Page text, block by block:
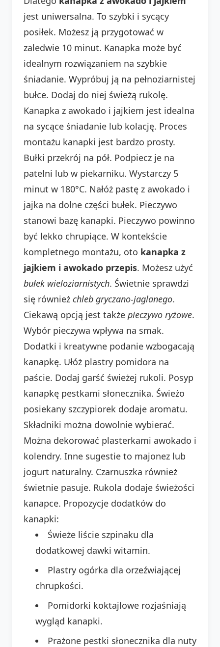
jest uniwersalna. To szybki i sycący
posiłek. Możesz ją przygotować w
zaledwie 10 minut. Kanapka może być
idealnym rozwiązaniem na szybkie
śniadanie. Wypróbuj ją na pełnoziarnistej
bułce. Dodaj do niej świeżą rukolę.
Kanapka z awokado i jajkiem jest idealna
na sycące śniadanie lub kolację. Proces
montażu kanapki jest bardzo prosty.
Bułki przekrój na pół. Podpiecz je na
patelni lub w piekarniku. Wystarczy 5
minut w 180°C. Nałóż pastę z awokado i
jajka na dolne części bułek. Pieczywo
stanowi bazę kanapki. Pieczywo powinno
być lekko chrupiące. W kontekście
kompletnego montażu, oto kanapka z
jajkiem i awokado przepis. Możesz użyć
bułek wieloziarnistych. Świetnie sprawdzi
się również chleb gryczano-jaglanego.
Ciekawą opcją jest także pieczywo ryżowe.
Wybór pieczywa wpływa na smak.
Dodatki i kreatywne podanie wzbogacają
kanapkę. Ułóż plastry pomidora na
paście. Dodaj garść świeżej rukoli. Posyp
kanapkę pestkami słonecznika. Świeżo
posiekany szczypiorek dodaje aromatu.
Składniki można dowolnie wybierać.
Można dekorować plasterkami awokado i
kolendry. Inne sugestie to majonez lub
jogurt naturalny. Czarnuszka również
świetnie pasuje. Rukola dodaje świeżości
kanapce. Propozycje dodatków do
kanapki:
Świeże liście szpinaku dla
dodatkowej dawki witamin.
Plastry ogórka dla orzeźwiającej
chrupkości.
Pomidorki koktajlowe rozjaśniają
wygląd kanapki.
Prażone pestki słonecznika dla nuty